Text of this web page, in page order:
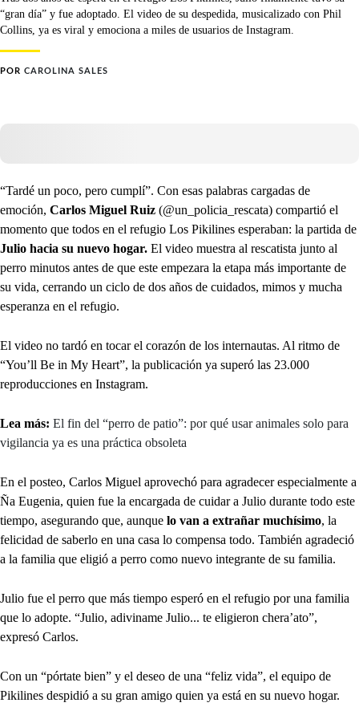
“gran día” y fue adoptado. El video de su despedida, musicalizado con Phil
Collins, ya es viral y emociona a miles de usuarios de Instagram.
POR CAROLINA SALES
“Tardé un poco, pero cumplí”. Con esas palabras cargadas de
emoción, Carlos Miguel Ruiz (@un_policia_rescata) compartió el
momento que todos en el refugio Los Pikilines esperaban: la partida de
Julio hacia su nuevo hogar. El video muestra al rescatista junto al
perro minutos antes de que este empezara la etapa más importante de
su vida, cerrando un ciclo de dos años de cuidados, mimos y mucha
esperanza en el refugio.
El video no tardó en tocar el corazón de los internautas. Al ritmo de
“You’ll Be in My Heart”, la publicación ya superó las 23.000
reproducciones en Instagram.
Lea más: El fin del “perro de patio”: por qué usar animales solo para
vigilancia ya es una práctica obsoleta
En el posteo, Carlos Miguel aprovechó para agradecer especialmente a
Ña Eugenia, quien fue la encargada de cuidar a Julio durante todo este
tiempo, asegurando que, aunque lo van a extrañar muchísimo, la
felicidad de saberlo en una casa lo compensa todo. También agradeció
a la familia que eligió a perro como nuevo integrante de su familia.
Julio fue el perro que más tiempo esperó en el refugio por una familia
que lo adopte. “Julio, adiviname Julio... te eligieron chera’ato”,
expresó Carlos.
Con un “pórtate bien” y el deseo de una “feliz vida”, el equipo de
Pikilines despidió a su gran amigo quien ya está en su nuevo hogar.